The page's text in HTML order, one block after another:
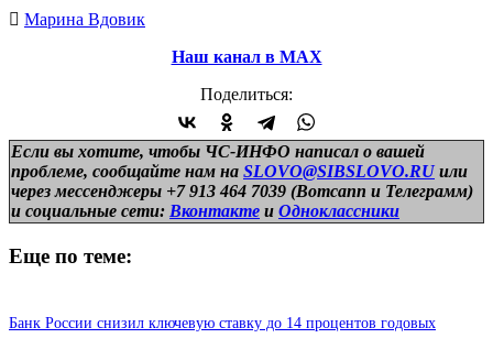
Марина Вдовик
Наш канал в МАХ
Поделиться:
Если вы хотите, чтобы ЧС-ИНФО написал о вашей
проблеме, сообщайте нам на SLOVO@SIBSLOVO.RU или
через мессенджеры +7 913 464 7039 (Вотсапп и Телеграмм)
и социальные сети: Вконтакте и Одноклассники
Еще по теме:
Банк России снизил ключевую ставку до 14 процентов годовых